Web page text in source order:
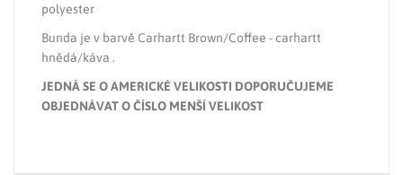
polyester
Bunda je v barvě Carhartt Brown/Coffee - carhartt
hnědá/káva .
JEDNÁ SE O AMERICKÉ VELIKOSTI DOPORUČUJEME
OBJEDNÁVAT O ČÍSLO MENŠÍ VELIKOST